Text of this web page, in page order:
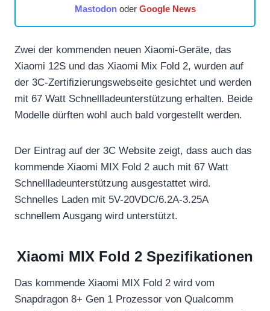
Mastodonoder Google News
Zwei der kommenden neuen Xiaomi-Geräte, das
Xiaomi 12S und das Xiaomi Mix Fold 2, wurden auf
der 3C-Zertifizierungswebseite gesichtet und werden
mit 67 Watt Schnellladeunterstützung erhalten. Beide
Modelle dürften wohl auch bald vorgestellt werden.
Der Eintrag auf der 3C Website zeigt, dass auch das
kommende Xiaomi MIX Fold 2 auch mit 67 Watt
Schnellladeunterstützung ausgestattet wird.
Schnelles Laden mit 5V-20VDC/6.2A-3.25A
schnellem Ausgang wird unterstützt.
Xiaomi MIX Fold 2 Spezifikationen
Das kommende Xiaomi MIX Fold 2 wird vom
Snapdragon 8+ Gen 1 Prozessor von Qualcomm